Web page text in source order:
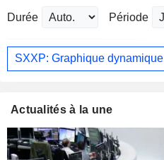
Durée Période
SXXP: Graphique dynamique
Actualités à la une